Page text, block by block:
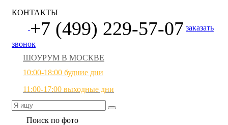
КОНТАКТЫ
+7 (499) 229-57-07 заказать
звонок
ШОУРУМ В МОСКВЕ
10:00-18:00 будние дни
11:00-17:00 выходные дни
Поиск по фото